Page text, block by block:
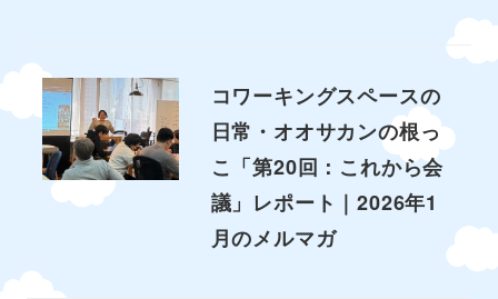
コワーキングスペースの
日常・オオサカンの根っ
こ「第20回：これから会
議」レポート｜2026年1
月のメルマガ